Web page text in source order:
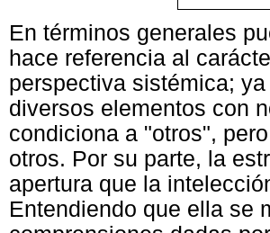
En términos generales
hace referencia al
perspectiva sistémica;
diversos elementos con
condiciona a "otros",
otros. Por su parte, la
apertura que la
Entendiendo que ella se